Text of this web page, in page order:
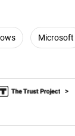
Microsoft